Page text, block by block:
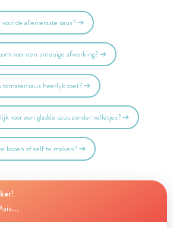
de allerversste saus?
voor een smeuïge afwerking?
heerlijk zoet?
voor een gladde saus zonder velletjes?
kopen of zelf te maken?